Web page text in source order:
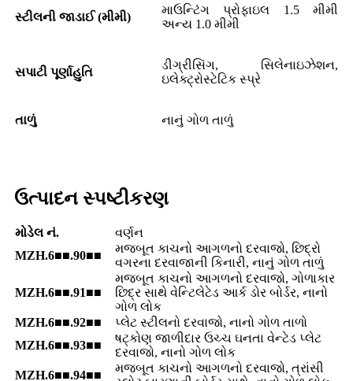
સ્ટીલની જાડાઈ (મીમી)
માઉન્ટિંગ પ્રોફાઇલ 1.5 મીમી
અન્ય 1.0 મીમી
સપાટી પૂર્ણાહુતિ
ડીગ્રીસિંગ, સિલેનાઇઝેશન,
ઇલેક્ટ્રોસ્ટેટિક સ્પ્રે
તાળું નાનું ગોળ તાળું
ઉત્પાદન સ્પષ્ટીકરણ
મોડેલ નં.
વર્ણન
MZH.6■■.90■■
મજબૂત કાચનો આગળનો દરવાજો, છિદ્રો
વગરના દરવાજાની કિનારી, નાનું ગોળ તાળું
MZH.6■■.91■■
મજબૂત કાચનો આગળનો દરવાજો, ગોળાકાર
છિદ્ર સાથે વેન્ટિલેટેડ આર્ક ડોર બોર્ડર, નાનો
ગોળ લોક
MZH.6■■.92■■
પ્લેટ સ્ટીલનો દરવાજો, નાનો ગોળ તાળો
MZH.6■■.93■■
ષટ્કોણ જાળીદાર ઉચ્ચ ઘનતા વેન્ટેડ પ્લેટ
દરવાજો, નાનો ગોળ લોક
MZH.6■■.94■■
મજબૂત કાચનો આગળનો દરવાજો, ત્રાંસી